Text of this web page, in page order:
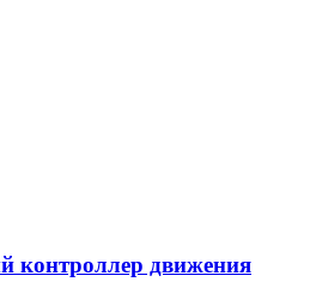
контроллер движения